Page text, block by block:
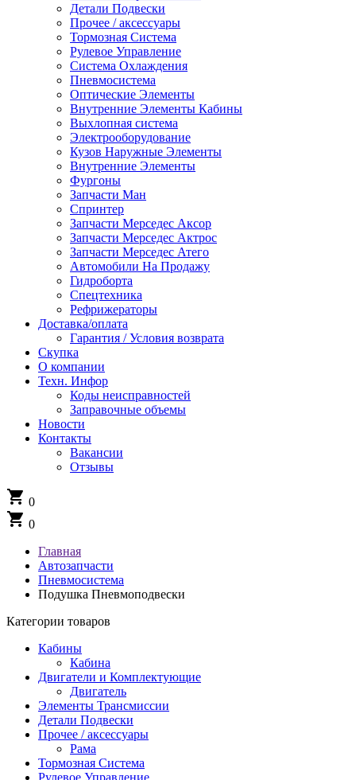
Детали Подвески
Прочее / аксессуары
Тормозная Система
Рулевое Управление
Система Охлаждения
Пневмосистема
Оптические Элементы
Внутренние Элементы Кабины
Выхлопная система
Электрооборудование
Кузов Наружные Элементы
Внутренние Элементы
Фургоны
Запчасти Ман
Спринтер
Запчасти Мерседес Аксор
Запчасти Мерседес Актрос
Запчасти Мерседес Атего
Автомобили На Продажу
Гидроборта
Спецтехника
Рефрижераторы
Доставка/оплата
Гарантия / Условия возврата
Скупка
О компании
Техн. Инфор
Коды неисправностей
Заправочные объемы
Новости
Контакты
Вакансии
Отзывы
shopping_cart 0
shopping_cart 0
Главная
Автозапчасти
Пневмосистема
Подушка Пневмоподвески
Категории товаров
Кабины
Кабина
Двигатели и Комплектующие
Двигатель
Элементы Трансмиссии
Детали Подвески
Прочее / аксессуары
Рама
Тормозная Система
Рулевое Управление